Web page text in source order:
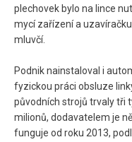
plechovek bylo na lince
mycí zařízení a
mluvčí.
Podnik nainstaloval i
fyzickou práci obsluze
původních strojů trvaly tři
milionů, dodavatelem je
funguje od roku 2013,